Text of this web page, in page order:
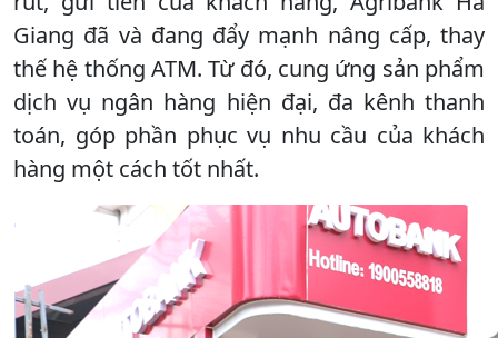
Giang đã và đang đẩy mạnh nâng cấp, thay
thế hệ thống ATM. Từ đó, cung ứng sản phẩm
dịch vụ ngân hàng hiện đại, đa kênh thanh
toán, góp phần phục vụ nhu cầu của khách
hàng một cách tốt nhất.